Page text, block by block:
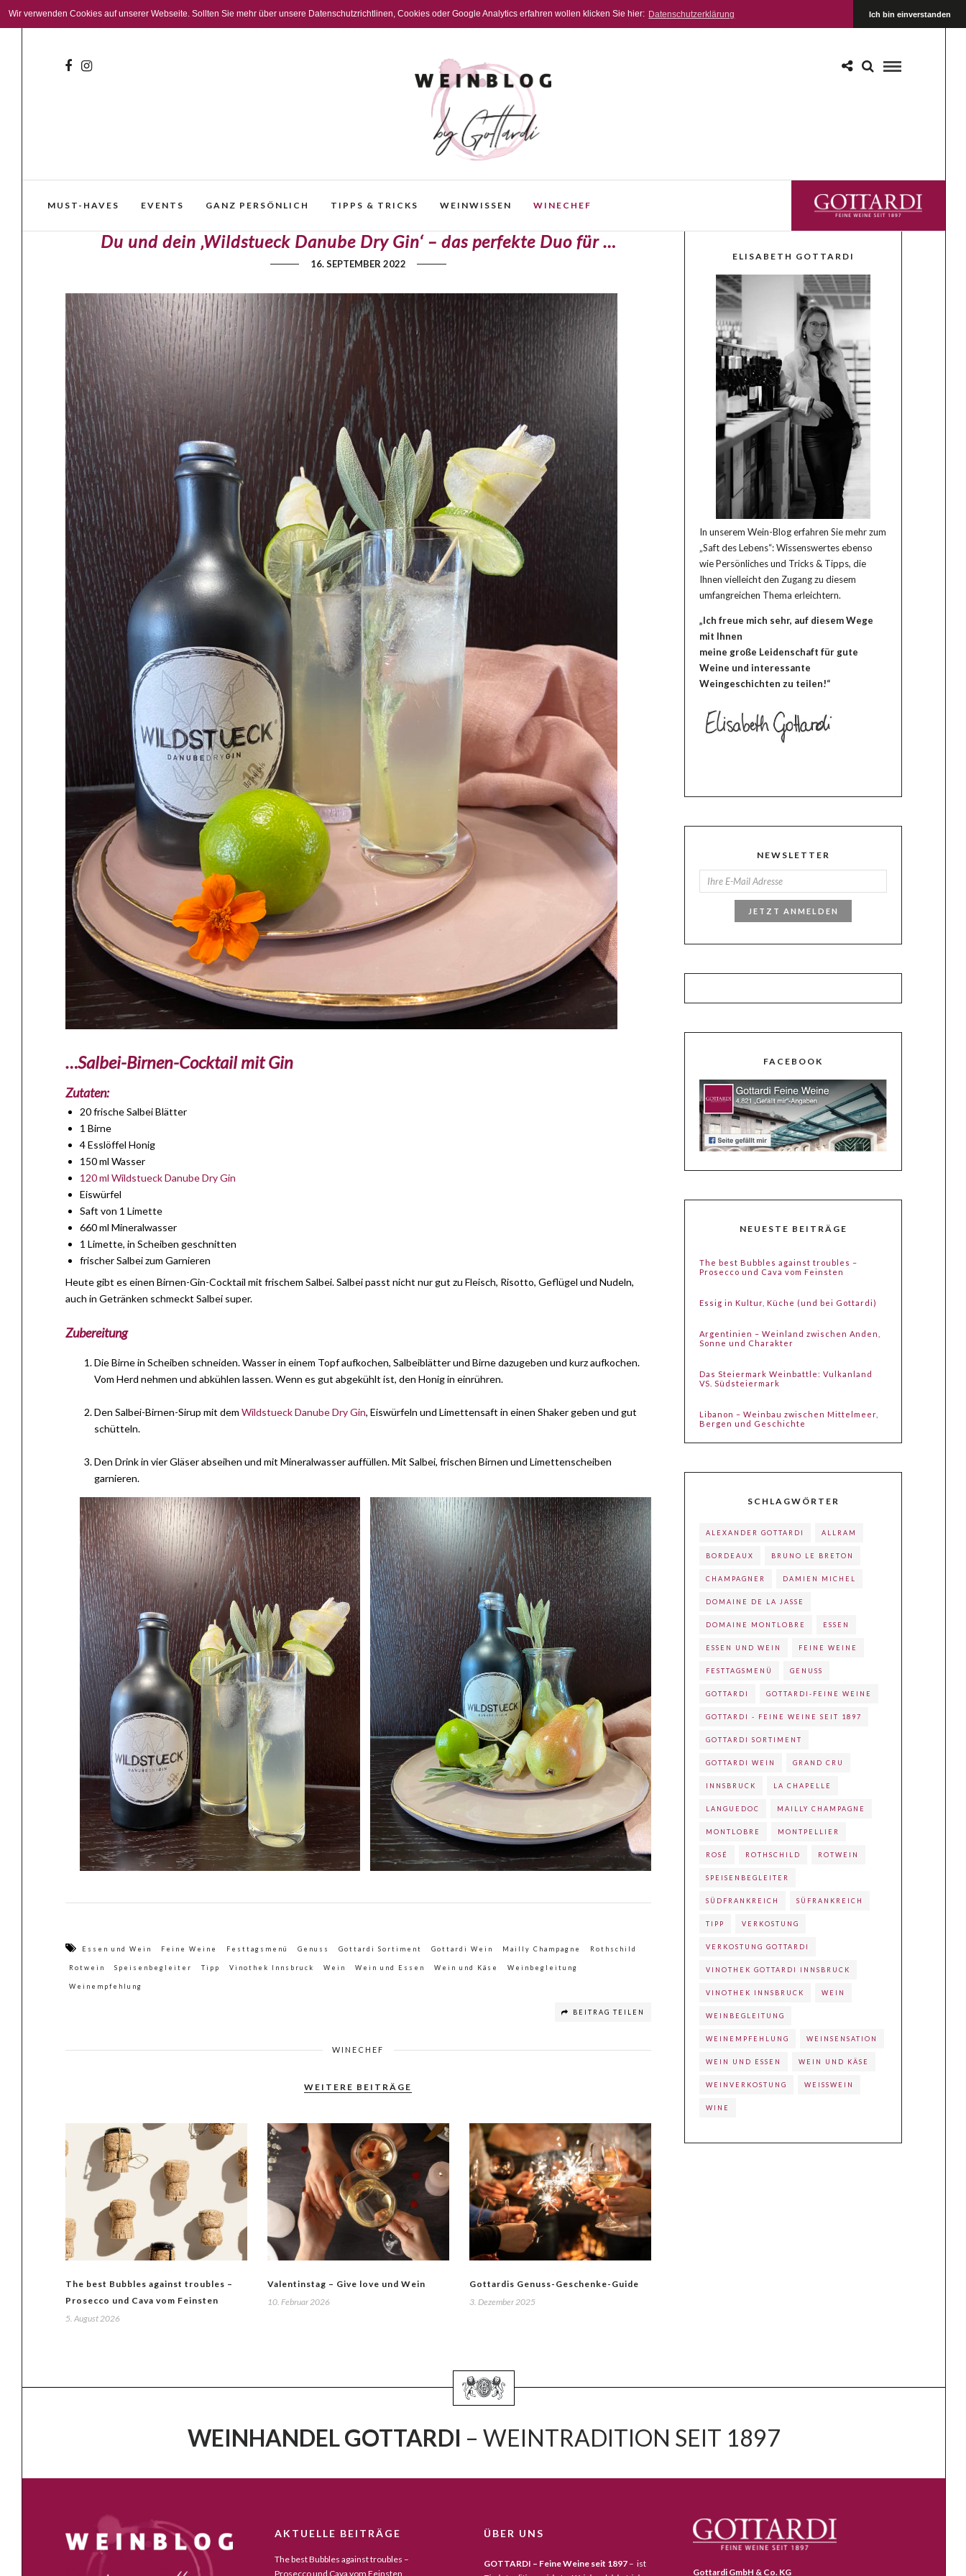
Wir verwenden Cookies auf unserer Webseite. Sollten Sie mehr über unsere Datenschutzrichtlinen, Cookies oder Google Analytics erfahren wollen klicken Sie hier: Datenschutzerklärung Ich bin einverstanden
MUST-HAVES EVENTS GANZ PERSÖNLICH TIPPS & TRICKS WEINWISSEN WINECHEF GOTTARDI FEINE WEINE
Du und dein ‚Wildstueck Danube Dry Gin‘ – das perfekte Duo für …
16. SEPTEMBER 2022
…Salbei-Birnen-Cocktail mit Gin
Zutaten:
20 frische Salbei Blätter
1 Birne
4 Esslöffel Honig
150 ml Wasser
120 ml Wildstueck Danube Dry Gin
Eiswürfel
Saft von 1 Limette
660 ml Mineralwasser
1 Limette, in Scheiben geschnitten
frischer Salbei zum Garnieren
Heute gibt es einen Birnen-Gin-Cocktail mit frischem Salbei. Salbei passt nicht nur gut zu Fleisch, Risotto, Geflügel und Nudeln,
auch in Getränken schmeckt Salbei super.
Zubereitung
Die Birne in Scheiben schneiden. Wasser in einem Topf aufkochen, Salbeiblätter und Birne dazugeben und kurz aufkochen.
Vom Herd nehmen und abkühlen lassen. Wenn es gut abgekühlt ist, den Honig in einrühren.
Den Salbei-Birnen-Sirup mit dem Wildstueck Danube Dry Gin, Eiswürfeln und Limettensaft in einen Shaker geben und gut
schütteln.
Den Drink in vier Gläser abseihen und mit Mineralwasser auffüllen. Mit Salbei, frischen Birnen und Limettenscheiben
garnieren.
Essen und Wein Feine Weine Festtagsmenü Genuss Gottardi Sortiment Gottardi Wein Mailly Champagne Rothschild
Rotwein Speisenbegleiter Tipp Vinothek Innsbruck Wein Wein und Essen Wein und Käse Weinbegleitung
Weinempfehlung
BEITRAG TEILEN
WINECHEF
WEITERE BEITRÄGE
The best Bubbles against troubles –
Prosecco und Cava vom Feinsten
5. August 2026
Valentinstag – Give love und Wein
10. Februar 2026
Gottardis Genuss-Geschenke-Guide
3. Dezember 2025
ELISABETH GOTTARDI
In unserem Wein-Blog erfahren Sie mehr zum
„Saft des Lebens“: Wissenswertes ebenso
wie Persönliches und Tricks & Tipps, die
Ihnen vielleicht den Zugang zu diesem
umfangreichen Thema erleichtern.
„Ich freue mich sehr, auf diesem Wege
mit Ihnen
meine große Leidenschaft für gute
Weine und interessante
Weingeschichten zu teilen!“
NEWSLETTER
JETZT ANMELDEN
FACEBOOK
NEUESTE BEITRÄGE
The best Bubbles against troubles –
Prosecco und Cava vom Feinsten
Essig in Kultur, Küche (und bei Gottardi)
Argentinien – Weinland zwischen Anden,
Sonne und Charakter
Das Steiermark Weinbattle: Vulkanland
VS. Südsteiermark
Libanon – Weinbau zwischen Mittelmeer,
Bergen und Geschichte
SCHLAGWÖRTER
ALEXANDER GOTTARDI ALLRAM
BORDEAUX BRUNO LE BRETON
CHAMPAGNER DAMIEN MICHEL
DOMAINE DE LA JASSE
DOMAINE MONTLOBRE ESSEN
ESSEN UND WEIN FEINE WEINE
FESTTAGSMENÜ GENUSS
GOTTARDI GOTTARDI-FEINE WEINE
GOTTARDI - FEINE WEINE SEIT 1897
GOTTARDI SORTIMENT
GOTTARDI WEIN GRAND CRU
INNSBRUCK LA CHAPELLE
LANGUEDOC MAILLY CHAMPAGNE
MONTLOBRE MONTPELLIER
ROSÉ ROTHSCHILD ROTWEIN
SPEISENBEGLEITER
SÜDFRANKREICH SÜFRANKREICH
TIPP VERKOSTUNG
VERKOSTUNG GOTTARDI
VINOTHEK GOTTARDI INNSBRUCK
VINOTHEK INNSBRUCK WEIN
WEINBEGLEITUNG
WEINEMPFEHLUNG WEINSENSATION
WEIN UND ESSEN WEIN UND KÄSE
WEINVERKOSTUNG WEISSWEIN
WINE
WEINHANDEL GOTTARDI – WEINTRADITION SEIT 1897
AKTUELLE BEITRÄGE
The best Bubbles against troubles –
Prosecco und Cava vom Feinsten
ÜBER UNS
GOTTARDI – Feine Weine seit 1897– ist
Gottardi GmbH & Co. KG